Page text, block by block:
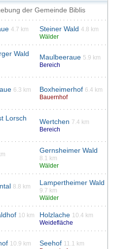
der Gemeinde Biblis
4.7 km
Steiner Wald 4.8 km
Wälder
Wald Maulbeeraue 5.9 km
Bereich
6.3 km
Boxheimerhof 6.4 km
Bauernhof
Lorsch Wertchen 7.4 km
Bereich
Gernsheimer Wald
8.1 km
Wälder
8.8 km
Lampertheimer Wald
9.7 km
Wälder
10 km
Holzlache 10.4 km
Weidefläche
10.9 km
Seehof 11.1 km